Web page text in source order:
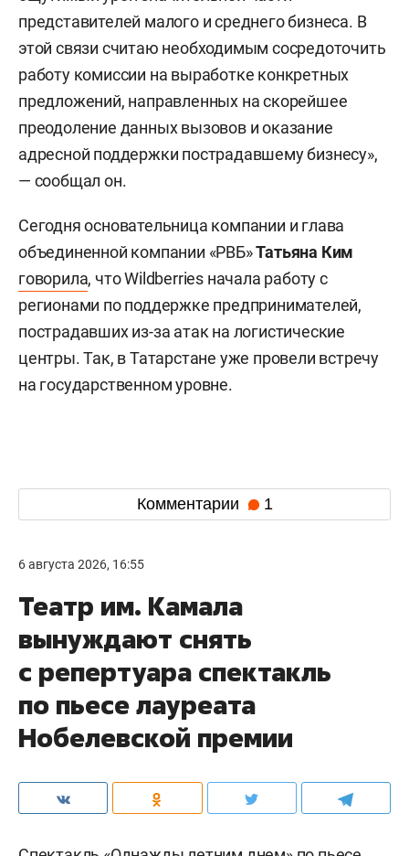
представителей малого и среднего бизнеса. В
этой связи считаю необходимым сосредоточить
работу комиссии на выработке конкретных
предложений, направленных на скорейшее
преодоление данных вызовов и оказание
адресной поддержки пострадавшему бизнесу»,
— сообщал он.
Сегодня основательница компании и глава
объединенной компании «РВБ»Татьяна Ким
говорила, что Wildberries начала работу с
регионами по поддержке предпринимателей,
пострадавших из-за атак на логистические
центры. Так, в Татарстане уже провели встречу
на государственном уровне.
Комментарии 1
6 августа 2026, 16:55
Театр им. Камала
вынуждают снять
с репертуара спектакль
по пьесе лауреата
Нобелевской премии